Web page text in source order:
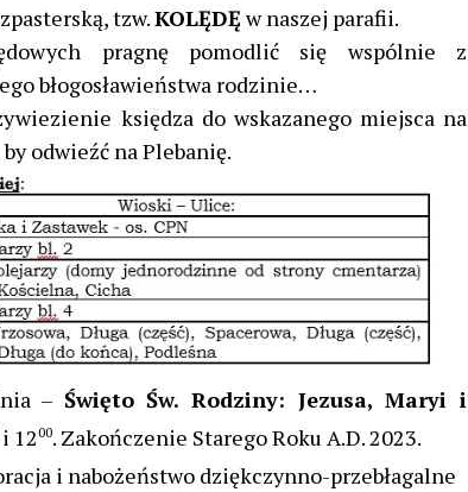
tzw.KOLĘDĘw naszej parafii.
pragnę pomodlić się wspólnie z
błogosławieństwa rodzinie…
księdza do wskazanego miejsca na
odwieźć na Plebanię.
– Święto Św. Rodziny: Jezusa, Maryi i
i 12 00. Zakończenie Starego Roku A.D. 2023.
i nabożeństwo dziękczynno-przebłagalne